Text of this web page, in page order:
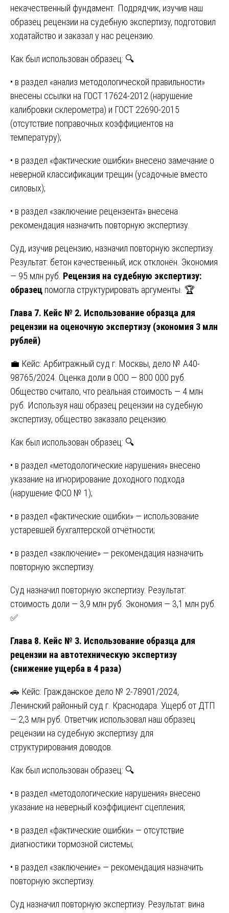
некачественный фундамент. Подрядчик, изучив наш
образец рецензии на судебную экспертизу, подготовил
ходатайство и заказал у нас рецензию.
Как был использован образец: 🔍
• в раздел «анализ методологической правильности»
внесены ссылки на ГОСТ 17624-2012 (нарушение
калибровки склерометра) и ГОСТ 22690-2015
(отсутствие поправочных коэффициентов на
температуру);
• в раздел «фактические ошибки» внесено замечание о
неверной классификации трещин (усадочные вместо
силовых);
• в раздел «заключение рецензента» внесена
рекомендация назначить повторную экспертизу.
Суд, изучив рецензию, назначил повторную экспертизу.
Результат: бетон качественный, иск отклонён. Экономия
— 95 млн руб. Рецензия на судебную экспертизу:
образец помогла структурировать аргументы. 🏆
Глава 7. Кейс № 2. Использование образца для
рецензии на оценочную экспертизу (экономия 3 млн
рублей)
💼 Кейс: Арбитражный суд г. Москвы, дело № А40-
98765/2024. Оценка доли в ООО — 800 000 руб.
Общество считало, что реальная стоимость — 4 млн
руб. Используя наш образец рецензии на судебную
экспертизу, общество заказало рецензию.
Как был использован образец: 🔍
• в раздел «методологические нарушения» внесено
указание на игнорирование доходного подхода
(нарушение ФСО № 1);
• в раздел «фактические ошибки» — использование
устаревшей бухгалтерской отчётности;
• в раздел «заключение» — рекомендация назначить
повторную экспертизу.
Суд назначил повторную экспертизу. Результат:
стоимость доли — 3,9 млн руб. Экономия — 3,1 млн руб.
✅
Глава 8. Кейс № 3. Использование образца для
рецензии на автотехническую экспертизу
(снижение ущерба в 4 раза)
🚗 Кейс: Гражданское дело № 2-78901/2024,
Ленинский районный суд г. Краснодара. Ущерб от ДТП
— 2,3 млн руб. Ответчик использовал наш образец
рецензии на судебную экспертизу для
структурирования доводов.
Как был использован образец: 🔍
• в раздел «методологические нарушения» внесено
указание на неверный коэффициент сцепления;
• в раздел «фактические ошибки» — отсутствие
диагностики тормозной системы;
• в раздел «заключение» — рекомендация назначить
повторную экспертизу.
Суд назначил повторную экспертизу. Результат: вина